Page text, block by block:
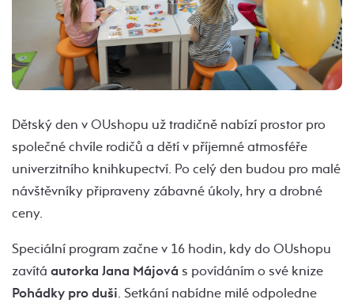
Dětský den v OUshopu už tradičně nabízí prostor pro
společné chvíle rodičů a dětí v příjemné atmosféře
univerzitního knihkupectví. Po celý den budou pro malé
návštěvníky připraveny zábavné úkoly, hry a drobné
ceny.
Speciální program začne v 16 hodin, kdy do OUshopu
zavítá autorka Jana Májová s povídáním o své knize
Pohádky pro duši. Setkání nabídne milé odpoledne